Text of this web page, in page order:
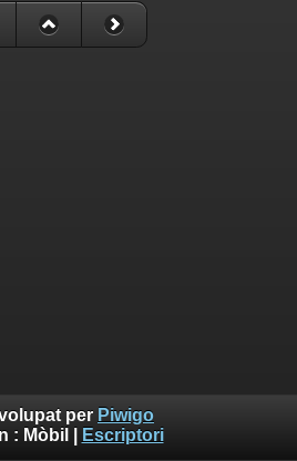
per Piwigo
: Mòbil Escriptori